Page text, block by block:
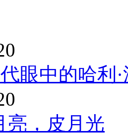
眼中的哈利
亮，皮月光